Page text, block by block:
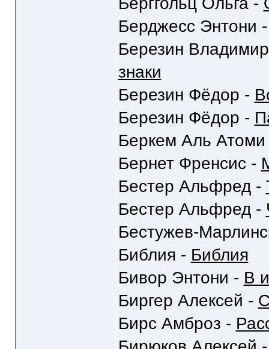
Берджесс Энтони
Березин
знаки
Березин Фёдор -
Березин Фёдор -
Беркем Аль
Бернет Френсис -
Бестер Альфред -
Бестер Альфред -
Бестужев-
Библия - Библия
Бивор Энтони - В
Биргер Алексей -
Бирс Амброз -